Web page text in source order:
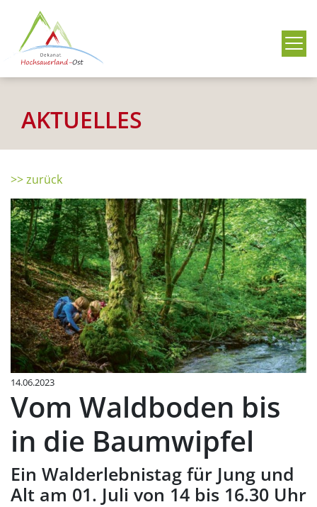
AKTUELLES
>> zurück
14.06.2023
Vom Waldboden bis
in die Baumwipfel
Ein Walderlebnistag für Jung und
Alt am 01. Juli von 14 bis 16.30 Uhr